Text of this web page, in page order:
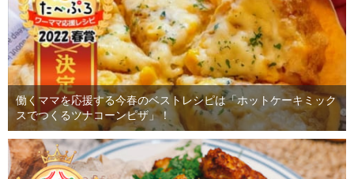
働くママを応援する今春のベストレシピは「ホットケーキミック
スでつくるツナコーンピザ」！